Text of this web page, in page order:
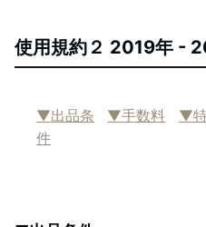
使用規約２ 2019年 -
▼出品条
件
▼手数料 ▼